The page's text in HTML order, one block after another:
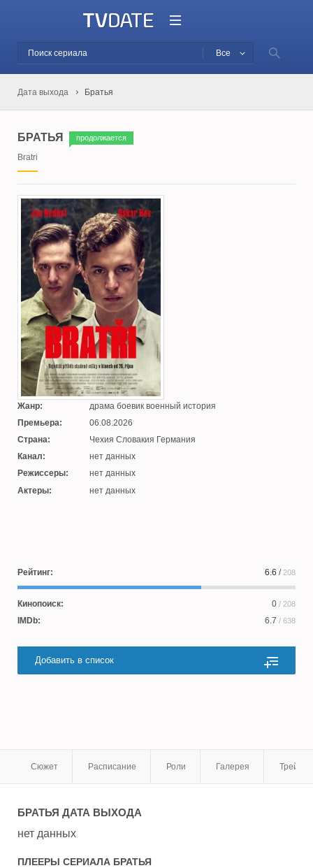
Все
Дата выхода Братья
БРАТЬЯ продолжается
Bratri
Жанр:
драма боевик военный история
Премьера:
06.08.2026
Страна:
Чехия Словакия Германия
Канал:
нет данных
Режиссеры:
нет данных
Актеры:
нет данных
Рейтинг: 6.6 / 208
Кинопоиск: 0 / 208
IMDb: 6.7 / 638
Добавить в список
Сюжет Расписание Роли Галерея
БРАТЬЯ ДАТА ВЫХОДА
нет данных
ПЛЕЕРЫ СЕРИАЛА БРАТЬЯ